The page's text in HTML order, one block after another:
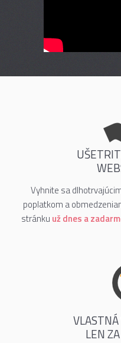
Vyhnite sa
poplatkom a
stránku už dnes a
LEN